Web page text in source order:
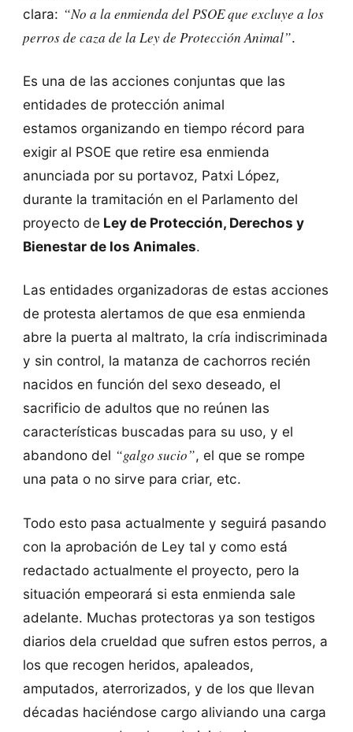
clara: “No a la enmienda del PSOE que excluye a los
perros de caza de la Ley de Protección Animal”.
Es una de las acciones conjuntas que las
entidades de protección animal
estamos organizando en tiempo récord para
exigir al PSOE que retire esa enmienda
anunciada por su portavoz, Patxi López,
durante la tramitación en el Parlamento del
proyecto de Ley de Protección, Derechos y
Bienestar de los Animales.
Las entidades organizadoras de estas acciones
de protesta alertamos de que esa enmienda
abre la puerta al maltrato, la cría indiscriminada
y sin control, la matanza de cachorros recién
nacidos en función del sexo deseado, el
sacrificio de adultos que no reúnen las
características buscadas para su uso, y el
abandono del “galgo sucio”, el que se rompe
una pata o no sirve para criar, etc.
Todo esto pasa actualmente y seguirá pasando
con la aprobación de Ley tal y como está
redactado actualmente el proyecto, pero la
situación empeorará si esta enmienda sale
adelante. Muchas protectoras ya son testigos
diarios dela crueldad que sufren estos perros, a
los que recogen heridos, apaleados,
amputados, aterrorizados, y de los que llevan
décadas haciéndose cargo aliviando una carga